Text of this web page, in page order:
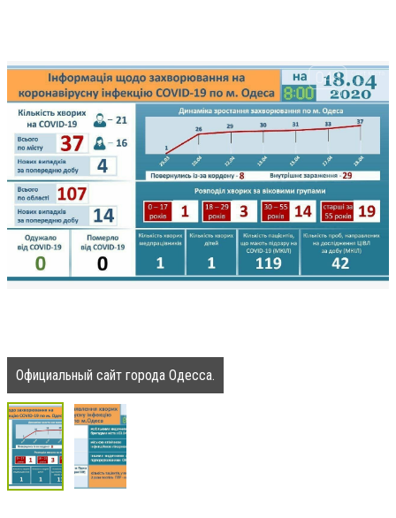
Официальный сайт города Одесса.